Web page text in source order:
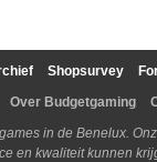
Shopsurvey
Over Budgetgaming
in de Benelux.
en kwaliteit kunnen